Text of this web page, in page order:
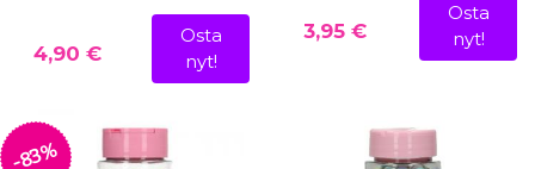
4,90 €
Osta
nyt!
3,95 €
Osta
nyt!
-83%